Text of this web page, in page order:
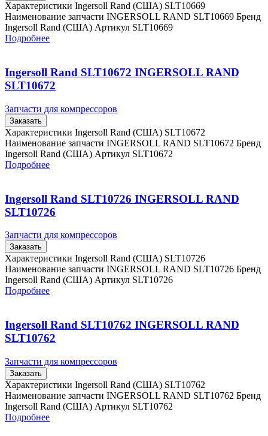
Характеристики Ingersoll Rand (США) SLT10669
Наименование запчасти INGERSOLL RAND SLT10669 Бренд
Ingersoll Rand (США) Артикул SLT10669
Подробнее
Ingersoll Rand SLT10672 INGERSOLL RAND
SLT10672
Запчасти для компрессоров
Заказать
Характеристики Ingersoll Rand (США) SLT10672
Наименование запчасти INGERSOLL RAND SLT10672 Бренд
Ingersoll Rand (США) Артикул SLT10672
Подробнее
Ingersoll Rand SLT10726 INGERSOLL RAND
SLT10726
Запчасти для компрессоров
Заказать
Характеристики Ingersoll Rand (США) SLT10726
Наименование запчасти INGERSOLL RAND SLT10726 Бренд
Ingersoll Rand (США) Артикул SLT10726
Подробнее
Ingersoll Rand SLT10762 INGERSOLL RAND
SLT10762
Запчасти для компрессоров
Заказать
Характеристики Ingersoll Rand (США) SLT10762
Наименование запчасти INGERSOLL RAND SLT10762 Бренд
Ingersoll Rand (США) Артикул SLT10762
Подробнее